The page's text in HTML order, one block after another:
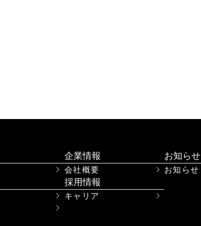
企業情報
会社概要
採用情報
キャリア
お知らせ
お知らせ